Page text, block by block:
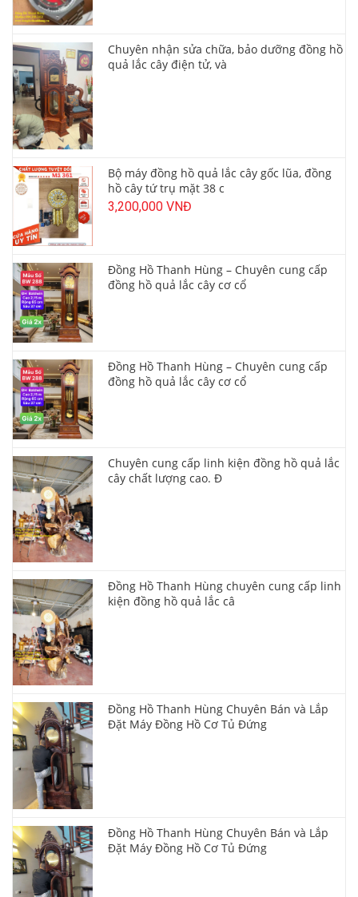
Chuyên nhận sửa chữa, bảo dưỡng đồng hồ
quả lắc cây điện tử, và
Bộ máy đồng hồ quả lắc cây gốc lũa, đồng
hồ cây tứ trụ mặt 38 c
3,200,000 VNĐ
Đồng Hồ Thanh Hùng – Chuyên cung cấp
đồng hồ quả lắc cây cơ cổ
Đồng Hồ Thanh Hùng – Chuyên cung cấp
đồng hồ quả lắc cây cơ cổ
Chuyên cung cấp linh kiện đồng hồ quả lắc
cây chất lượng cao. Đ
Đồng Hồ Thanh Hùng chuyên cung cấp linh
kiện đồng hồ quả lắc câ
Đồng Hồ Thanh Hùng Chuyên Bán và Lắp
Đặt Máy Đồng Hồ Cơ Tủ Đứng
Đồng Hồ Thanh Hùng Chuyên Bán và Lắp
Đặt Máy Đồng Hồ Cơ Tủ Đứng